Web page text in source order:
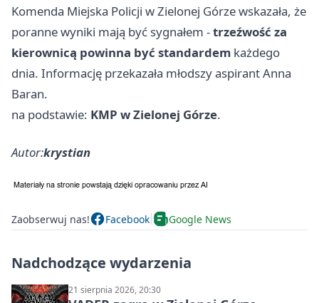
Komenda Miejska Policji w Zielonej Górze wskazała, że
poranne wyniki mają być sygnałem -trzeźwość za
kierownicą powinna być standardem każdego
dnia. Informację przekazała młodszy aspirant Anna
Baran.
na podstawie: KMP w Zielonej Górze.
Autor:krystian
Zaobserwuj nas! Facebook Google News
Nadchodzące wydarzenia
21 sierpnia 2026, 20:30